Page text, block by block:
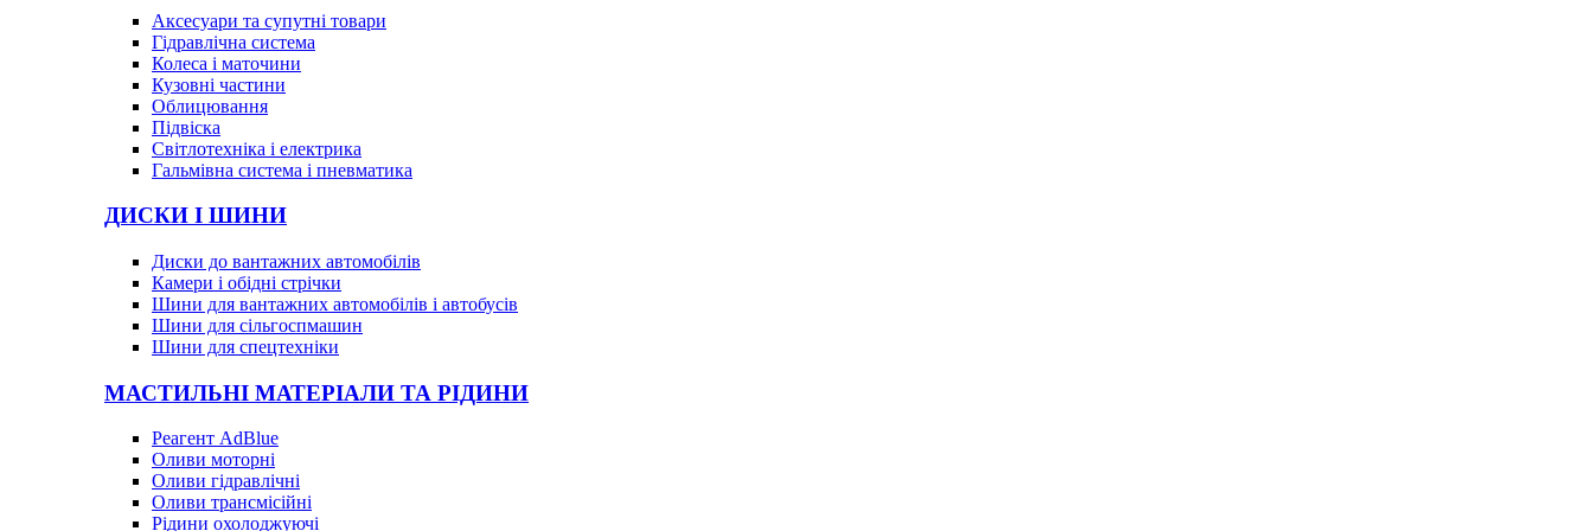
Аксесуари та супутні товари
Гідравлічна система
Колеса і маточини
Кузовні частини
Облицювання
Підвіска
Світлотехніка і електрика
Гальмівна система і пневматика
ДИСКИ І ШИНИ
Диски до вантажних автомобілів
Камери і обідні стрічки
Шини для вантажних автомобілів і автобусів
Шини для сільгоспмашин
Шини для спецтехніки
МАСТИЛЬНІ МАТЕРІАЛИ ТА РІДИНИ
Реагент AdBlue
Оливи моторні
Оливи гідравлічні
Оливи трансмісійні
Рідини охолоджуючі